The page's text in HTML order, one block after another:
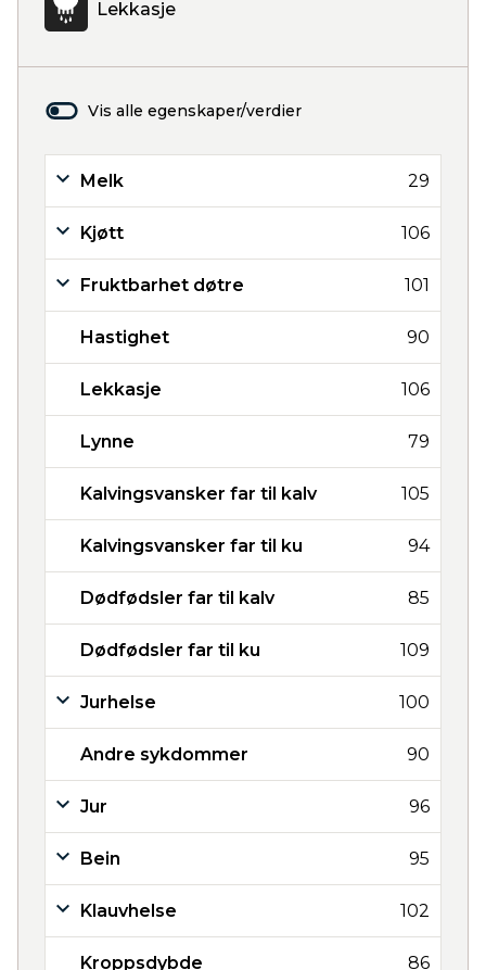
Lekkasje
Vis alle egenskaper/verdier
Melk 29
Kjøtt 106
Fruktbarhet døtre 101
Hastighet 90
Lekkasje 106
Lynne 79
Kalvingsvansker far til kalv 105
Kalvingsvansker far til ku 94
Dødfødsler far til kalv 85
Dødfødsler far til ku 109
Jurhelse 100
Andre sykdommer 90
Jur 96
Bein 95
Klauvhelse 102
Kroppsdybde 86